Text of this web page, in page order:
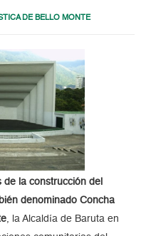
DE BELLO MONTE
la construcción del
denominado Concha
, la Alcaldía de Baruta en